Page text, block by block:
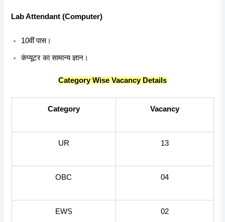
Lab Attendant (Computer)
10वीं पास।
कंप्यूटर का सामान्य ज्ञान।
Category Wise Vacancy Details
Category Vacancy
UR 13
OBC 04
EWS 02